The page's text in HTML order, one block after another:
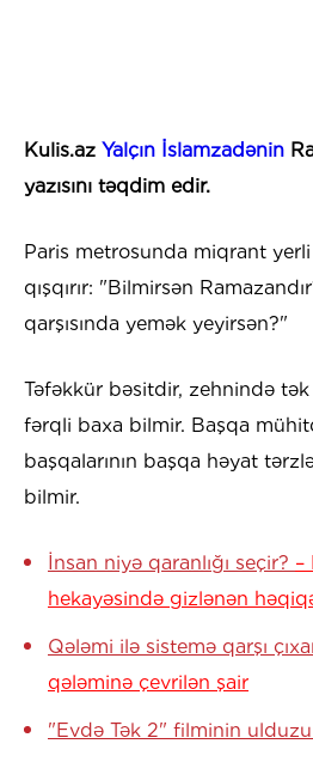
Kulis.az Yalçın İslamzadənin
yazısını təqdim edir.
Paris metrosunda miqrant yerli
qışqırır: "Bilmirsən
qarşısında yemək yeyirsən?"
Təfəkkür bəsitdir, zehnində
fərqli baxa bilmir. Başqa
başqalarının başqa həyat
bilmir.
İnsan niyə qaranlığı seçir? –
hekayəsində gizlənən
Qələmi ilə sistemə qarşı
qələminə çevrilən şair
"Evdə Tək 2" filminin ulduzu